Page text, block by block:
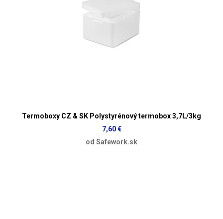
Termoboxy CZ & SK Polystyrénový termobox 3,7L/3kg
7,60 €
od Safework.sk